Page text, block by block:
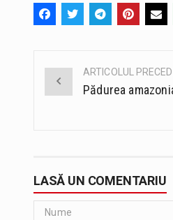
Post
ARTICOLUL
Pădurea
LASĂ UN COMENTARIU